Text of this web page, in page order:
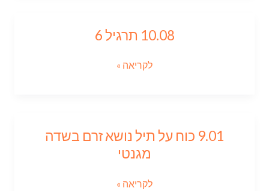
10.08 תרגיל 610.08
6
לקריאה »
9.01 כוח על תיל נושא זרם בשדה
מגנטי
9.01
כוח
תיל
לקריאה »